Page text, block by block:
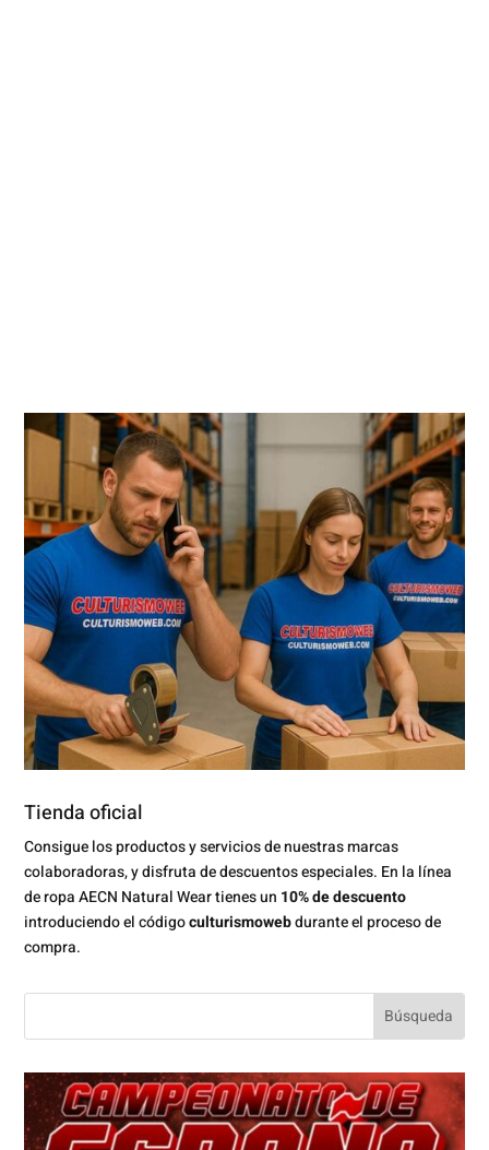
Tienda oficial
Consigue los productos y servicios de nuestras marcas
colaboradoras, y disfruta de descuentos especiales. En la línea
de ropa AECN Natural Wear tienes un 10% de descuento
introduciendo el códigoculturismowebdurante el proceso de
compra.